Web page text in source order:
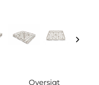
Oversigt